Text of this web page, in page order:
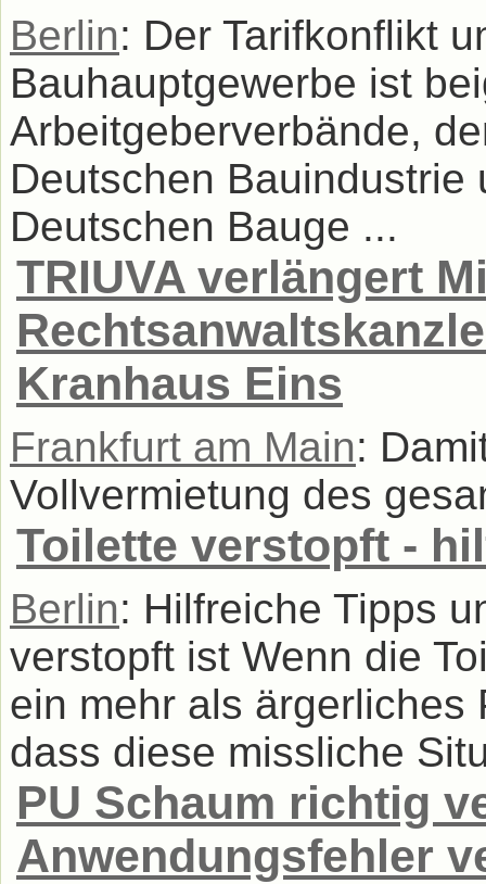
Berlin: Der Tarifkonflikt
Bauhauptgewerbe ist
Arbeitgeberverbände,
Deutschen
Deutschen Bauge ...
TRIUVA verlängert
Kranhaus Eins
Frankfurt am Main:
Vollvermietung des
Toilette verstopft -
Berlin: Hilfreiche Tipps
verstopft ist Wenn die
ein mehr als ärgerliches
dass diese missliche
PU Schaum richtig
Anwendungsfehler